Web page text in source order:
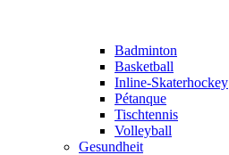
Badminton
Basketball
Inline-Skaterhockey
Pétanque
Tischtennis
Volleyball
Gesundheit